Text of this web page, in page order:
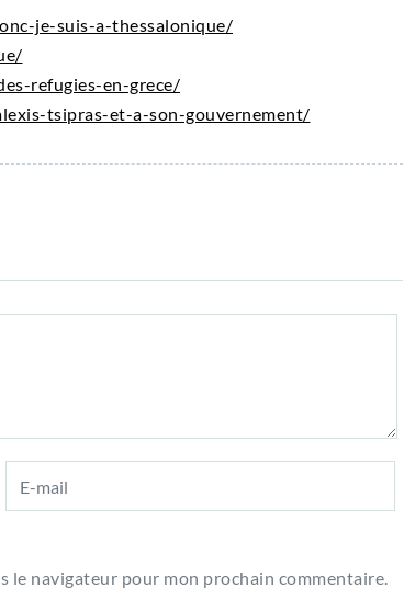
je-suis-a-thessalonique/
refugies-en-grece/
tsipras-et-a-son-gouvernement/
le navigateur pour mon prochain commentaire.